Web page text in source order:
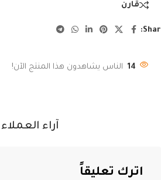
قارن
14 الناس يشاهدون هذا المنتج الآن!
آراء العملاء
اترك تعليقاً